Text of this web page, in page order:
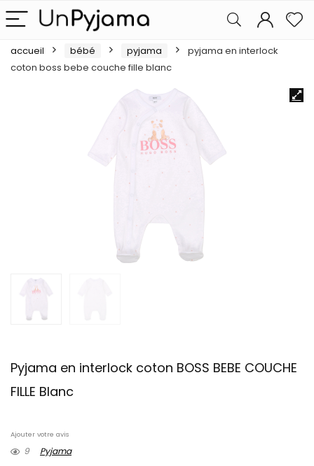
accueil bébé pyjama
pyjama en interlock
coton boss bebe couche fille blanc
Pyjama en interlock coton BOSS BEBE COUCHE
FILLE Blanc
Ajouter votre avis
9 Pyjama